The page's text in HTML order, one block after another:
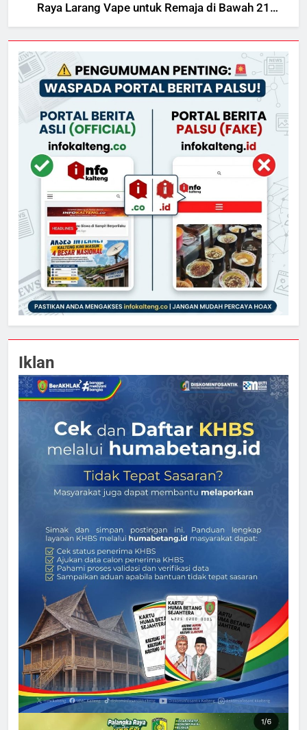
Raya Larang Vape untuk Remaja di Bawah 21
Tahun dan Ibu Hamil
Iklan